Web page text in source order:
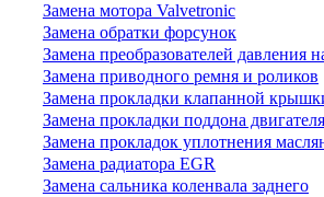
Замена мотора Valvetronic
Замена обратки форсунок
Замена преобразователей давления
Замена приводного ремня и роликов
Замена прокладки клапанной
Замена прокладки поддона двигателя
Замена прокладок уплотнения
Замена радиатора EGR
Замена сальника коленвала заднего